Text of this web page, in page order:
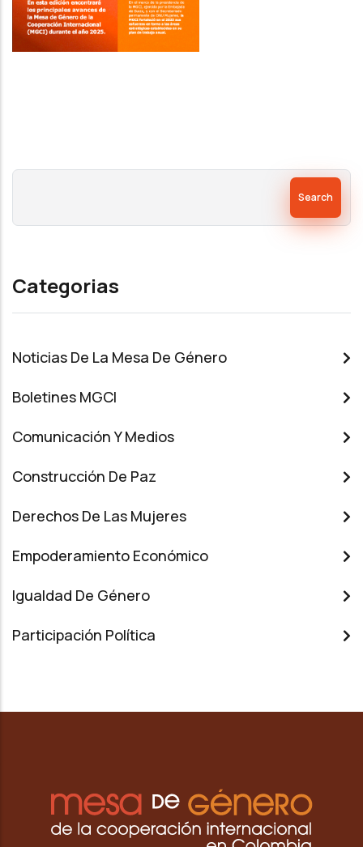
Categorias
Noticias De La Mesa De Género
Boletines MGCI
Comunicación Y Medios
Construcción De Paz
Derechos De Las Mujeres
Empoderamiento Económico
Igualdad De Género
Participación Política